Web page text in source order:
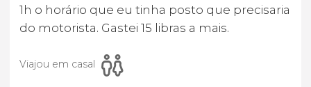
1h o horário que eu tinha posto que precisaria
do motorista. Gastei 15 libras a mais.
Viajou em casal